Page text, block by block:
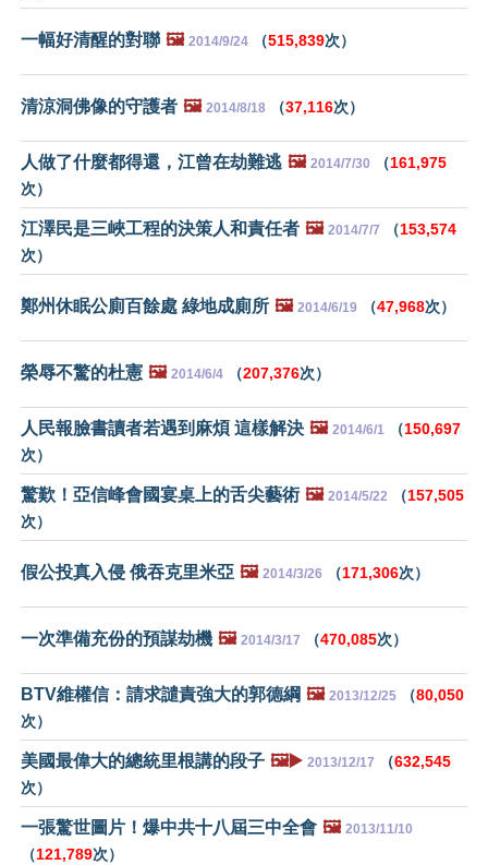
一幅好清醒的對聯 🖼️ 2014/9/24 （515,839次）
清涼洞佛像的守護者 🖼️ 2014/8/18 （37,116次）
人做了什麼都得還，江曾在劫難逃 🖼️ 2014/7/30 （161,975
次）
江澤民是三峽工程的決策人和責任者 🖼️ 2014/7/7 （153,574
次）
鄭州休眠公廁百餘處 綠地成廁所 🖼️ 2014/6/19 （47,968次）
榮辱不驚的杜憲 🖼️ 2014/6/4 （207,376次）
人民報臉書讀者若遇到麻煩 這樣解決 🖼️ 2014/6/1 （150,697
次）
驚歎！亞信峰會國宴桌上的舌尖藝術 🖼️ 2014/5/22 （157,505
次）
假公投真入侵 俄吞克里米亞 🖼️ 2014/3/26 （171,306次）
一次準備充份的預謀劫機 🖼️ 2014/3/17 （470,085次）
BTV維權信：請求譴責強大的郭德綱 🖼️ 2013/12/25 （80,050
次）
美國最偉大的總統里根講的段子 🖼️▶️ 2013/12/17 （632,545
次）
一張驚世圖片！爆中共十八屆三中全會 🖼️ 2013/11/10
（121,789次）